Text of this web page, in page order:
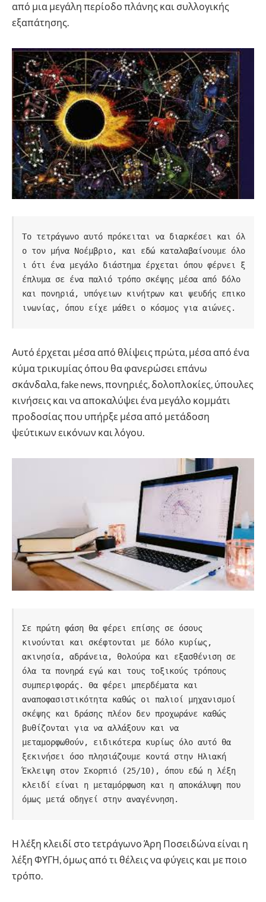
από μια μεγάλη περίοδο πλάνης και συλλογικής
εξαπάτησης.
Το τετράγωνο αυτό πρόκειται να διαρκέσει και όλ
ο τον μήνα Νοέμβριο, και εδώ καταλαβαίνουμε όλο
ι ότι ένα μεγάλο διάστημα έρχεται όπου φέρνει ξ
έπλυμα σε ένα παλιό τρόπο σκέψης μέσα από δόλο
και πονηριά, υπόγειων κινήτρων και ψευδής επικο
ινωνίας, όπου είχε μάθει ο κόσμος για αιώνες.
Αυτό έρχεται μέσα από θλίψεις πρώτα, μέσα από ένα
κύμα τρικυμίας όπου θα φανερώσει επάνω
σκάνδαλα, fake news, πονηριές, δολοπλοκίες, ύπουλες
κινήσεις και να αποκαλύψει ένα μεγάλο κομμάτι
προδοσίας που υπήρξε μέσα από μετάδοση
ψεύτικων εικόνων και λόγου.
Σε πρώτη φάση θα φέρει επίσης σε όσους
κινούνται και σκέφτονται με δόλο κυρίως,
ακινησία, αδράνεια, θολούρα και εξασθένιση σε
όλα τα πονηρά εγώ και τους τοξικούς τρόπους
συμπεριφοράς. Θα φέρει μπερδέματα και
αναποφασιστικότητα καθώς οι παλιοί μηχανισμοί
σκέψης και δράσης πλέον δεν προχωράνε καθώς
βυθίζονται για να αλλάξουν και να
μεταμορφωθούν, ειδικότερα κυρίως όλο αυτό θα
ξεκινήσει όσο πλησιάζουμε κοντά στην Ηλιακή
Έκλειψη στον Σκορπιό (25/10), όπου εδώ η λέξη
κλειδί είναι η μεταμόρφωση και η αποκάλυψη που
όμως μετά οδηγεί στην αναγέννηση.
Η λέξη κλειδί στο τετράγωνο Άρη Ποσειδώνα είναι η
λέξη ΦΥΓΗ, όμως από τι θέλεις να φύγεις και με ποιο
τρόπο.